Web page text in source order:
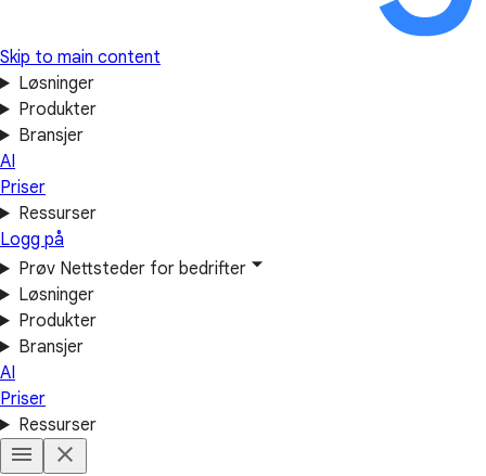
Skip to main content
Løsninger
Produkter
Bransjer
AI
Priser
Ressurser
Logg på
Prøv Nettsteder for bedrifter
Løsninger
Produkter
Bransjer
AI
Priser
Ressurser